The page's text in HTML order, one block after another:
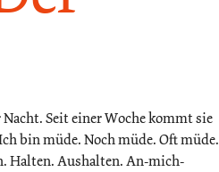
Seit einer Woche kommt sie
bin müde. Noch müde. Oft müde.
Halten. Aushalten. An-mich-